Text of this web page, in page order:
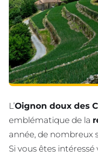
L’Oignon doux des
emblématique de la
année, de nombreux
Si vous êtes